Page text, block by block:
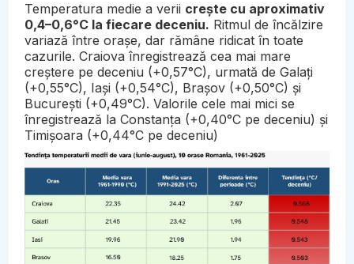
Temperatura medie a verii crește cu aproximativ
0,4–0,6°C la fiecare deceniu. Ritmul de încălzire
variază între orașe, dar rămâne ridicat în toate
cazurile. Craiova înregistrează cea mai mare
creștere pe deceniu (+0,57°C), urmată de Galați
(+0,55°C), Iași (+0,54°C), Brașov (+0,50°C) și
București (+0,49°C). Valorile cele mai mici se
înregistrează la Constanța (+0,40°C pe deceniu) și
Timișoara (+0,44°C pe deceniu)